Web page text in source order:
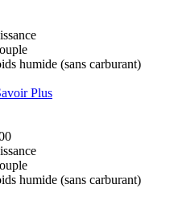
humide (sans carburant)
Plus
humide (sans carburant)